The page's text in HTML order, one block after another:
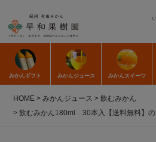
みかんギフト みかんジュース みかんスイーツ
HOME みかんジュース
飲むみかん
飲むみかん180ml 30本入【送料無料】の